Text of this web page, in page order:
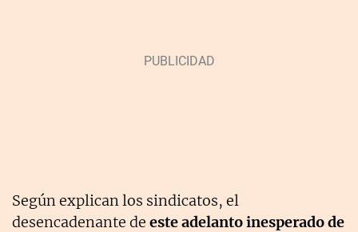
Según explican los sindicatos, el
desencadenante de este adelanto inesperado de